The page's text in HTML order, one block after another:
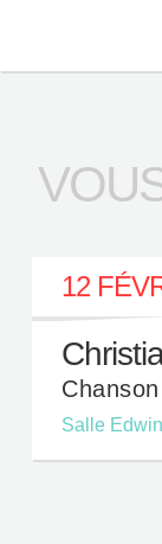
12
Chanson
Salle